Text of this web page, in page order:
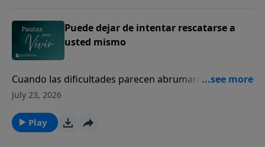
Puede dejar de intentar rescatarse a
usted mismo
Cuando las dificultades parecen abrumarnos, Dios
sigue siendo nuestro refugio seguro y nuestra
July 23, 2026
Play